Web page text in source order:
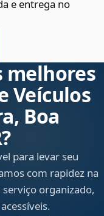
e entrega no
melhores
Veículos
Boa
para levar seu
com rapidez na
organizado,